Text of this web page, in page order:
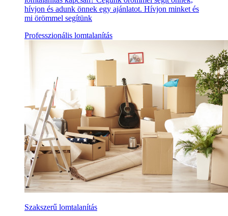
hívjon és adunk önnek egy ajánlatot. Hívjon minket és
mi örömmel segítünk
Professzionális lomtalanítás
Szakszerű lomtalanítás